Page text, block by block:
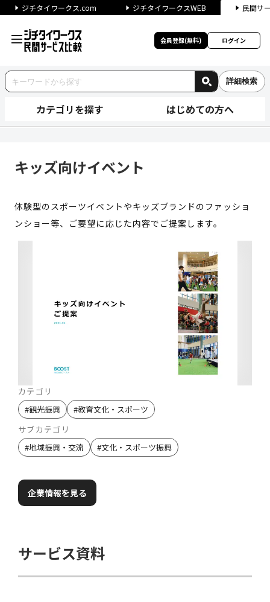
ジチタイワークス.com ジチタイワークスWEB 民間サ
会員登録(無料) ログイン
詳細検索
カテゴリを探す はじめての方へ
キッズ向けイベント
体験型のスポーツイベントやキッズブランドのファッショ
ンショー等、ご要望に応じた内容でご提案します。
カテゴリ
#観光振興 #教育文化・スポーツ
サブカテゴリ
#地域振興・交流 #文化・スポーツ振興
企業情報を見る
サービス資料